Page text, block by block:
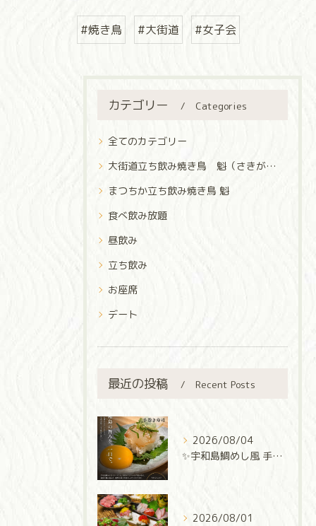
#焼き鳥 #大街道 #女子会
カテゴリー Categories
全てのカテゴリー
大街道立ち飲み焼き鳥 魁（さきがけ）
まつちか立ち飲み焼き鳥 魁
食べ飲み放題
昼飲み
立ち飲み
お座席
デート
最近の投稿 Recent Posts
2026/08/04
✨宇和島鯛めし風 手巻き寿司✨
2026/08/01